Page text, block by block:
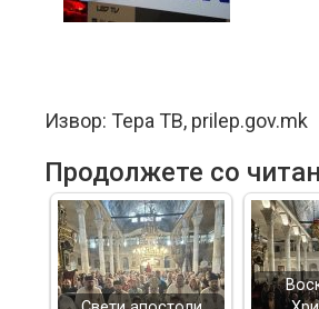
Извор: Тера ТВ, prilep.gov.mk
Продолжете со